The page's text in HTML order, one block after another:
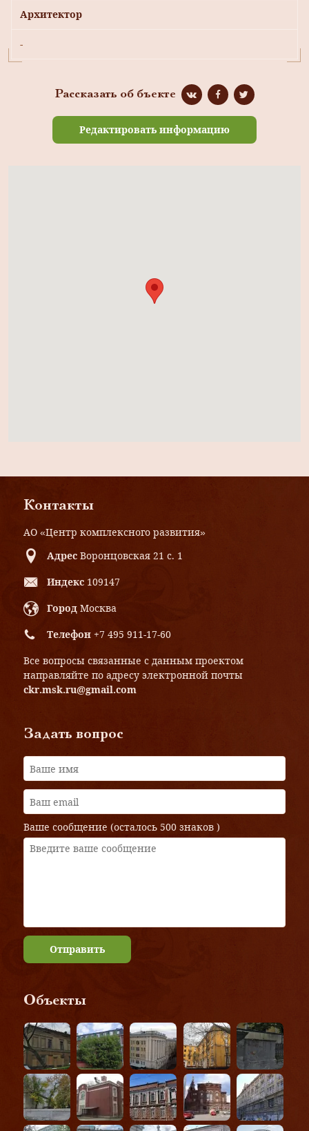
Архитектор
-
Рассказать об бъекте
Редактировать информацию
Контакты
АО «Центр комплексного развития»
Адрес Воронцовская 21 с. 1
Индекс 109147
Город Москва
Телефон +7 495 911-17-60
Все вопросы связанные с данным проектом
направляйте по адресу электронной почты
ckr.msk.ru@gmail.com
Задать вопрос
Ваше сообщение (осталось 500 знаков )
Отправить
Объекты